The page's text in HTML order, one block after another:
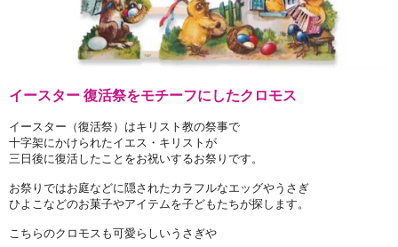
イースター 復活祭をモチーフにしたクロモス
イースター（復活祭）はキリスト教の祭事で
十字架にかけられたイエス・キリストが
三日後に復活したことをお祝いするお祭りです。
お祭りではお庭などに隠されたカラフルなエッグやうさぎ
ひよこなどのお菓子やアイテムを子どもたちが探します。
こちらのクロモスも可愛らしいうさぎや